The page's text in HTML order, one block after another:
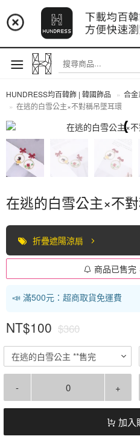
📢 市集預告：9/
📢 市集預告：9/12-
📢 市集預告：8/22-8/
註冊
HUNDRESS均百韓飾 | 韓國飾品
合金
在逃的白雪公主×不對稱吊墜耳環
在逃的白雪公主×不
折疊遮陽涼扇
商品已售完
📣 滿500元：超商取貨免運費
NT$100 $360
在逃的白雪公主 **售完
- +
加入